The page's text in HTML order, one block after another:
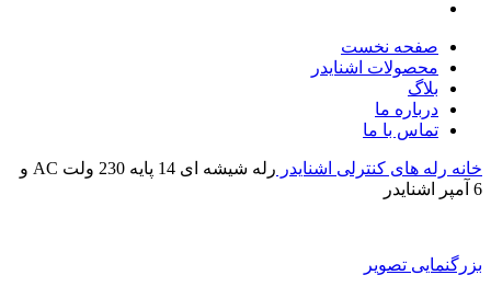
صفحه نخست
محصولات اشنایدر
بلاگ
درباره ما
تماس با ما
خانه رله های کنترلی اشنایدر
رله شیشه ای 14 پایه 230 ولت AC و
6 آمپر اشنایدر
بزرگنمایی تصویر